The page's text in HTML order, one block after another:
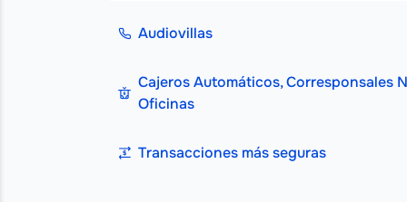
Audiovillas
Cajeros Automáticos, Corresponsales
Oficinas
Transacciones más seguras